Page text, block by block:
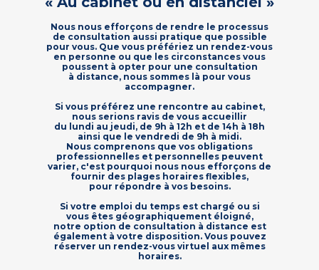
Nous nous efforçons de rendre le processus
de consultation aussi pratique que possible
pour vous. Que vous préfériez un rendez-vous
en personne ou que les circonstances vous
poussent à opter pour une consultation
à distance, nous sommes là pour vous
accompagner.
Si vous préférez une rencontre au cabinet,
nous serions ravis de vous accueillir
du lundi au jeudi, de 9h à 12h et de 14h à 18h
ainsi que le vendredi de 9h à midi.
Nous comprenons que vos obligations
professionnelles et personnelles peuvent
varier, c'est pourquoi nous nous efforçons de
fournir des plages horaires flexibles,
pour répondre à vos besoins.
Si votre emploi du temps est chargé ou si
vous êtes géographiquement éloigné,
notre option de consultation à distance est
également à votre disposition. Vous pouvez
réserver un rendez-vous virtuel aux mêmes
horaires.